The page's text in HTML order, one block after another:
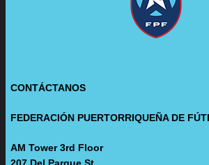
CONTÁCTANOS
FEDERACIÓN PUERTORRIQUEÑA DE
AM Tower 3rd Floor